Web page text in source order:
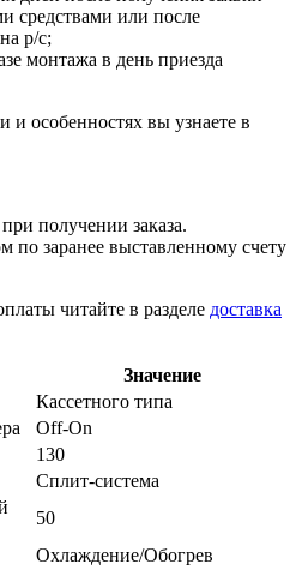
средствами или после
р/с;
монтажа в день приезда
и особенностях вы узнаете в
получении заказа.
по заранее выставленному счету
читайте в разделе доставка
Значение
Кассетного типа
Off-On
130
Сплит-система
50
Охлаждение/Обогрев